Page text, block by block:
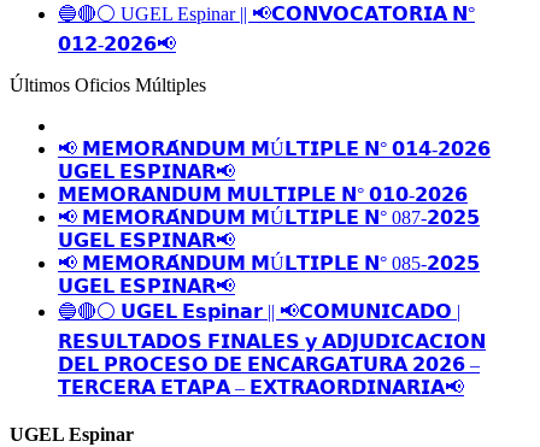
🔵🔴⚪️ UGEL Espinar || 📢𝗖𝗢𝗡𝗩𝗢𝗖𝗔𝗧𝗢𝗥𝗜𝗔 𝗡°
𝟬𝟭𝟮-𝟮𝟬𝟮𝟲📢
Últimos Oficios Múltiples
📢 𝗠𝗘𝗠𝗢𝗥𝗔́𝗡𝗗𝗨𝗠 𝗠Ú𝗟𝗧𝗜𝗣𝗟𝗘 𝗡° 𝟬𝟭𝟰-𝟮𝟬𝟮𝟲
𝗨𝗚𝗘𝗟 𝗘𝗦𝗣𝗜𝗡𝗔𝗥📢
𝗠𝗘𝗠𝗢𝗥𝗔𝗡𝗗𝗨𝗠 𝗠𝗨𝗟𝗧𝗜𝗣𝗟𝗘 𝗡° 𝟬𝟭𝟬-𝟮𝟬𝟮𝟲
📢 𝗠𝗘𝗠𝗢𝗥𝗔́𝗡𝗗𝗨𝗠 𝗠Ú𝗟𝗧𝗜𝗣𝗟𝗘 𝗡° 087-𝟮𝟬𝟮𝟱
𝗨𝗚𝗘𝗟 𝗘𝗦𝗣𝗜𝗡𝗔𝗥📢
📢 𝗠𝗘𝗠𝗢𝗥𝗔́𝗡𝗗𝗨𝗠 𝗠Ú𝗟𝗧𝗜𝗣𝗟𝗘 𝗡° 085-𝟮𝟬𝟮𝟱
𝗨𝗚𝗘𝗟 𝗘𝗦𝗣𝗜𝗡𝗔𝗥📢
🔵🔴⚪️ 𝗨𝗚𝗘𝗟 𝗘𝘀𝗽𝗶𝗻𝗮𝗿 || 📢𝗖𝗢𝗠𝗨𝗡𝗜𝗖𝗔𝗗𝗢 |
𝗥𝗘𝗦𝗨𝗟𝗧𝗔𝗗𝗢𝗦 𝗙𝗜𝗡𝗔𝗟𝗘𝗦 𝘆 𝗔𝗗𝗝𝗨𝗗𝗜𝗖𝗔𝗖𝗜𝗢𝗡
𝗗𝗘𝗟 𝗣𝗥𝗢𝗖𝗘𝗦𝗢 𝗗𝗘 𝗘𝗡𝗖𝗔𝗥𝗚𝗔𝗧𝗨𝗥𝗔 𝟮𝟬𝟮𝟲 –
𝗧𝗘𝗥𝗖𝗘𝗥𝗔 𝗘𝗧𝗔𝗣𝗔 – 𝗘𝗫𝗧𝗥𝗔𝗢𝗥𝗗𝗜𝗡𝗔𝗥𝗜𝗔📢
UGEL Espinar